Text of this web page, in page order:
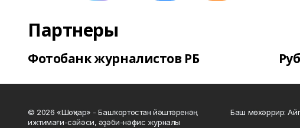
Партнеры
Фотобанк журналистов РБ
© 2026 «Шоңҡар» - Башҡортостан йәштәренәң
ижтимағи-сәйәси, әҙәби-нәфис журналы
Баш мөхәррир: